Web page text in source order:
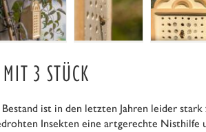
3 STÜCK
ist in den letzten Jahren leider stark
Insekten eine artgerechte Nisthilfe